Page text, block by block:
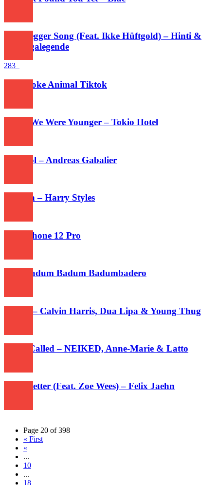
Hinteregger Song (Feat. Ikke Hüftgold) – Hinti &
Kreisligalegende
283
Very Coke Animal Tiktok
When We Were Younger – Tokio Hotel
Südtirol – Andreas Gabalier
Cinema – Harry Styles
New iPhone 12 Pro
Badabadum Badum Badumbadero
Potion – Calvin Harris, Dua Lipa & Young Thug
I Just Called – NEIKED, Anne-Marie & Latto
Do It Better (Feat. Zoe Wees) – Felix Jaehn
Page 20 of 398
« First
«
...
10
...
18